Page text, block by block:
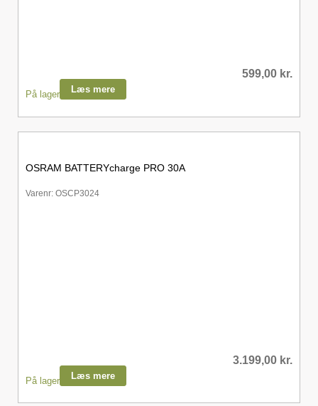
599,00 kr.
På lager Læs mere
OSRAM BATTERYcharge PRO 30A
Varenr: OSCP3024
3.199,00 kr.
På lager Læs mere